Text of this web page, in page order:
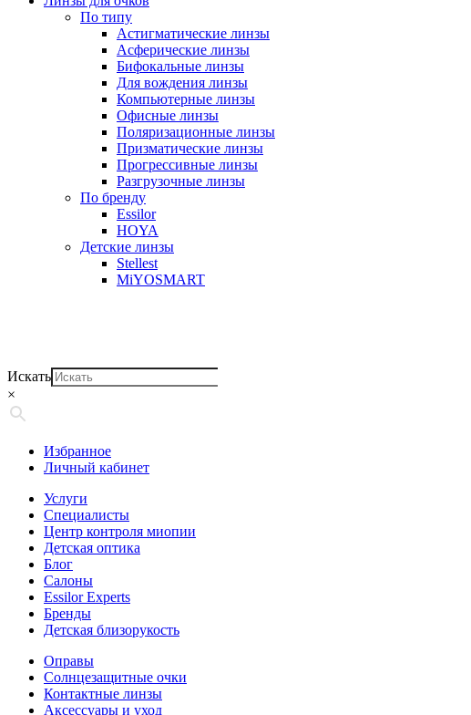
По типу
Астигматические линзы
Асферические линзы
Бифокальные линзы
Для вождения линзы
Компьютерные линзы
Офисные линзы
Поляризационные линзы
Призматические линзы
Прогрессивные линзы
Разгрузочные линзы
По бренду
Essilor
HOYA
Детские линзы
Stellest
MiYOSMART
Искать
×
Избранное
Личный кабинет
Услуги
Специалисты
Центр контроля миопии
Детская оптика
Блог
Салоны
Essilor Experts
Бренды
Детская близорукость
Оправы
Солнцезащитные очки
Контактные линзы
Аксессуары и уход